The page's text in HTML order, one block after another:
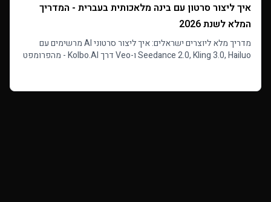
איך ליצור סרטון עם בינה מלאכותית בעברית - המדריך
המלא לשנת 2026
מדריך מלא ליוצרים ישראלים: איך ליצור סרטוני AI מרשימים עם
Seedance 2.0, Kling 3.0, Hailuo ו-Veo דרך Kolbo.AI - מהפרומפט